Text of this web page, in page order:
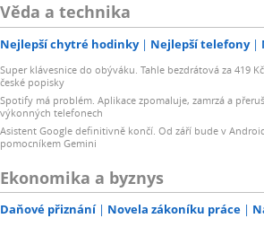
Věda a technika
Nejlepší chytré hodinky Nejlepší telefony
Super klávesnice do obýváku. Tahle bezdrátová za 419
české popisky
Spotify má problém. Aplikace zpomaluje, zamrzá a
výkonných telefonech
Asistent Google definitivně končí. Od září bude v
pomocníkem Gemini
Ekonomika a byznys
Daňové přiznání Novela zákoníku práce